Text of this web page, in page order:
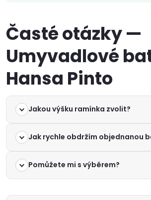
Časté otázky —
Umyvadlové
Hansa Pinto
Jakou výšku ramínka zvolit?
Jak rychle obdržím objednanou
Pomůžete mi s výběrem?